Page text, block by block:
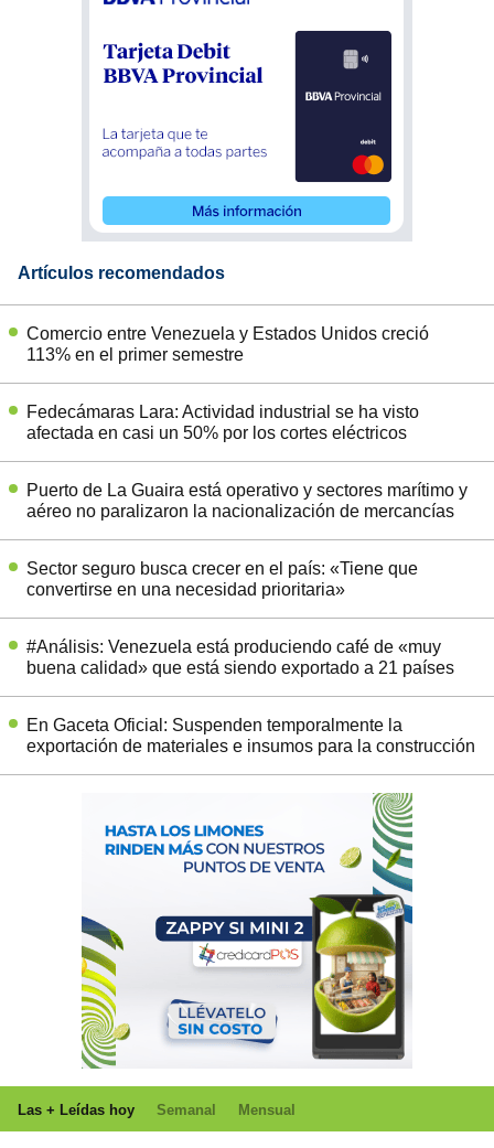
Artículos recomendados
Comercio entre Venezuela y Estados Unidos creció
113% en el primer semestre
Fedecámaras Lara: Actividad industrial se ha visto
afectada en casi un 50% por los cortes eléctricos
Puerto de La Guaira está operativo y sectores marítimo y
aéreo no paralizaron la nacionalización de mercancías
Sector seguro busca crecer en el país: «Tiene que
convertirse en una necesidad prioritaria»
#Análisis: Venezuela está produciendo café de «muy
buena calidad» que está siendo exportado a 21 países
En Gaceta Oficial: Suspenden temporalmente la
exportación de materiales e insumos para la construcción
Las + Leídas hoy Semanal Mensual